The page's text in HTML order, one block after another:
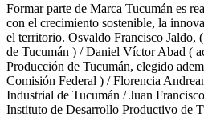
Formar parte de Marca Tucumán es
con el crecimiento sostenible, la
el territorio. Osvaldo Francisco Jaldo,
de Tucumán ) / Daniel Víctor Abad (
Producción de Tucumán, elegido
Comisión Federal ) / Florencia
Industrial de Tucumán / Juan
Instituto de Desarrollo Productivo de